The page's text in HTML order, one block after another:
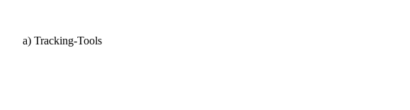
a) Tracking-Tools